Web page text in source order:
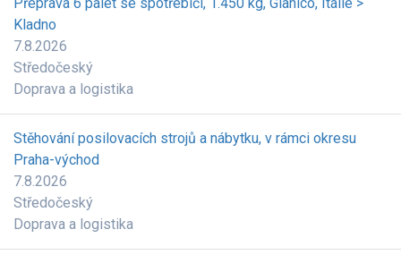
Kladno
7.8.2026
Středočeský
Doprava a logistika
Stěhování posilovacích strojů a nábytku, v rámci okresu
Praha-východ
7.8.2026
Středočeský
Doprava a logistika